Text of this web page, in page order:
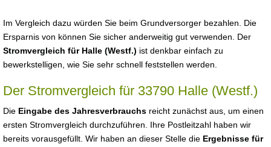
Im Vergleich dazu würden Sie beim Grundversorger bezahlen. Die
Ersparnis von können Sie sicher anderweitig gut verwenden. Der
Stromvergleich für Halle (Westf.) ist denkbar einfach zu
bewerkstelligen, wie Sie sehr schnell feststellen werden.
Der Stromvergleich für 33790 Halle (Westf.)
Die Eingabe des Jahresverbrauchs reicht zunächst aus, um einen
ersten Stromvergleich durchzuführen. Ihre Postleitzahl haben wir
bereits vorausgefüllt. Wir haben an dieser Stelle die Ergebnisse für